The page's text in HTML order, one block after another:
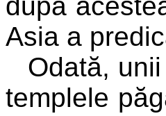
Asia a
Odată,
templele